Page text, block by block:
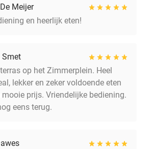
Meijer
en heerlijk eten!
Smet
op het Zimmerplein. Heel
lekker en zeker voldoende eten
mooie prijs. Vriendelijke bediening.
eens terug.